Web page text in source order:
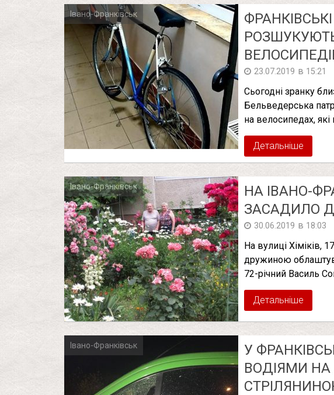
Івано-Франківськ
23.07.2019 в 15:21
Сьогодні зранку
Бельведерська
на велосипедах,
Детальніше
Івано-Франківськ
НА ІВАНО-
ЗАСАДИЛО
30.06.2019 в 18:03
На вулиці Хіміків,
дружиною
72-річний Василь
Детальніше
Івано-Франківськ
У
ВОДІЯМИ НА